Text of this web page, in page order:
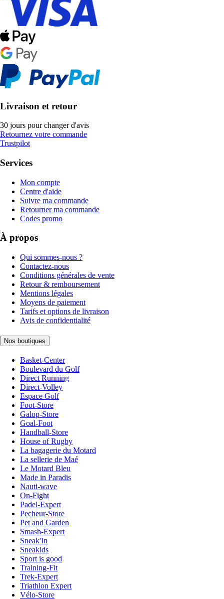
Livraison et retour
30 jours pour changer d'avis
Retournez votre commande
Trustpilot
Services
Mon compte
Centre d'aide
Suivre ma commande
Retourner ma commande
Codes promo
À propos
Qui sommes-nous ?
Contactez-nous
Conditions générales de vente
Retour & remboursement
Mentions légales
Moyens de paiement
Tarifs et options de livraison
Avis de confidentialité
Nos boutiques
Basket-Center
Boulevard du Golf
Direct Running
Direct-Volley
Espace Golf
Foot-Store
Galop-Store
Goal-Foot
Handball-Store
House of Rugby
La bagagerie du Motard
La sellerie de Maé
Le Motard Bleu
Made in Paradis
Nauti-wave
On-Fight
Padel-Expert
Pecheur-Store
Pet and Garden
Smash-Expert
Sneak'In
Sneakids
Sport is good
Training-Fit
Trek-Expert
Triathlon Expert
Vélo-Store